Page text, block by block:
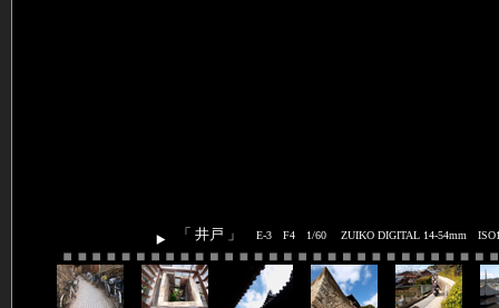
「 井戸 」 E-3 F4 1/60 ZUIKO DIGITAL 14-54mm